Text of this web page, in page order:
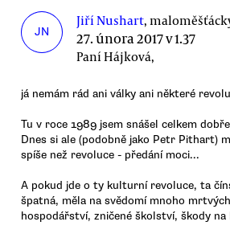
JN
Jiří Nushart,
27. února 2017 v 1.37
Paní Hájková,
já nemám rád ani války ani některé
Tu v roce 1989 jsem snášel celkem
Dnes si ale (podobně jako Petr Pithart)
spíše než revoluce - předání moci...
A pokud jde o ty kulturní revoluce, ta
špatná, měla na svědomí mnoho
hospodářství, zničené školství, škody